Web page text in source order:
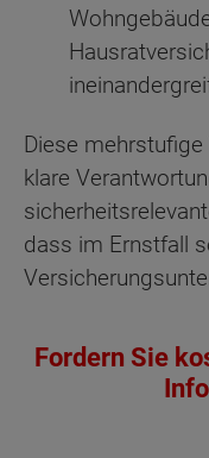
Diese
klare
dass im Ernstfall
Fordern Sie